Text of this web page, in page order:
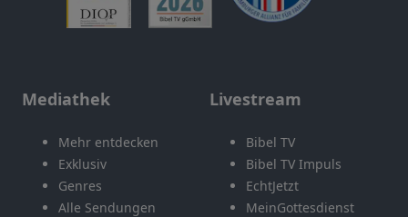
Mediathek
Mehr entdecken
Exklusiv
Genres
Alle Sendungen
Livestream
Bibel TV
Bibel TV Impuls
EchtJetzt
MeinGottesdienst